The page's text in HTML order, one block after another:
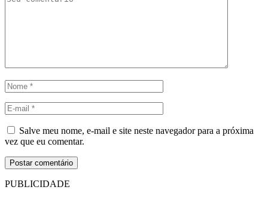
Salve meu nome, e-mail e site neste navegador para a próxima
vez que eu comentar.
PUBLICIDADE